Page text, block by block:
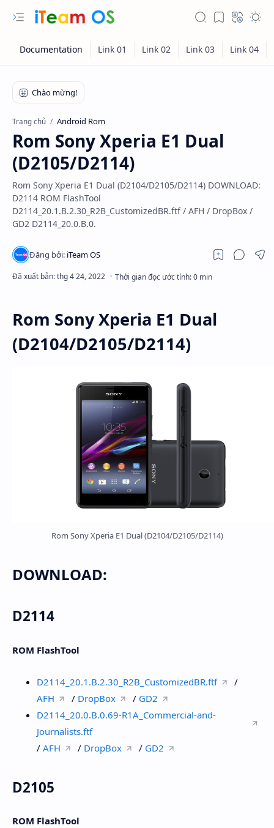
Rich Results Test
PageSpeed Insights
Trang chủ Android Rom
Rom Sony Xperia E1 Dual
(D2105/D2114)
Rom Sony Xperia E1 Dual (D2104/D2105/D2114) DOWNLOAD:
D2114 ROM FlashTool
D2114_20.1.B.2.30_R2B_CustomizedBR.ftf / AFH / DropBox /
GD2 D2114_20.0.B.0.
Rom Sony Xperia E1 Dual
(D2104/D2105/D2114)
Rom Sony Xperia E1 Dual (D2104/D2105/D2114)
DOWNLOAD:
D2114
ROM FlashTool
D2114_20.1.B.2.30_R2B_CustomizedBR.ftf
/
AFH
/ DropBox / GD2
D2114_20.0.B.0.69-R1A_Commercial-and-
Journalists.ftf
/ AFH / DropBox / GD2
D2105
ROM FlashTool